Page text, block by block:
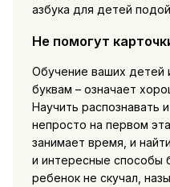
азбука для детей
Не помогут
Обучение ваших детей
буквам – означает
Научить распознавать
непросто на первом
занимает время, и
и интересные способы
ребенок не скучал,